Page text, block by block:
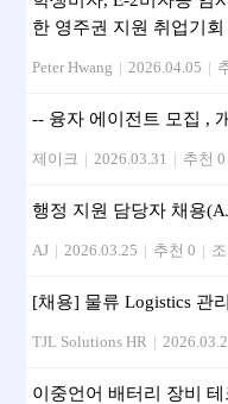
한 영주권 지원 취업기회
Peter Hwang | 2026.04.05 |
-- 융자 에이전트 모집 ,
제이크 | 2026.03.31 | 추천 0
행정 지원 담당자 채용
AJ | 2026.03.25 | 추천 0 |
[채용] 물류 Logistics 관
TJL Solutions HR |
이중언어 배터리 장비 테